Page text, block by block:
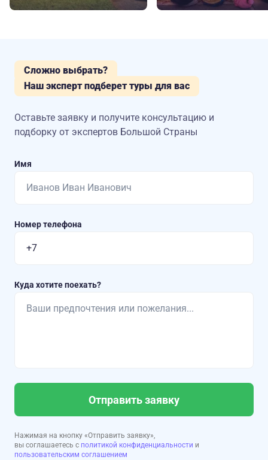
Сложно выбрать?
Наш эксперт подберет туры для вас
Оставьте заявку и получите консультацию и
подборку от экспертов Большой Страны
Имя
Номер телефона
Куда хотите поехать?
Отправить заявку
Нажимая на кнопку «Отправить заявку»,
вы соглашаетесь с политикой конфиденциальности и
пользовательским соглашением